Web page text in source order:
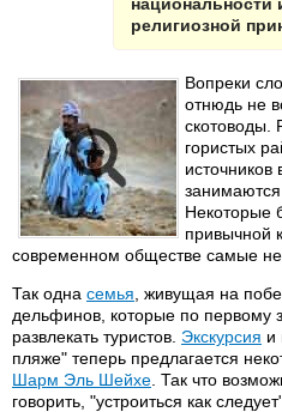
религиозной
Вопреки
отнюдь не
скотоводы.
гористых
Некоторые
привычной
современном обществе самые
Так одна семья , живущая на
дельфинов, которые по первому
развлекать туристов. Экскурсия и
пляже" теперь предлагается
Шарм Эль Шейхе . Так что
говорить, "устроиться как